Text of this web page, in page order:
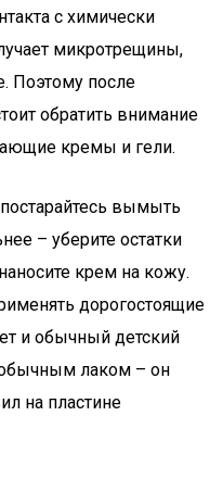
с химически
микротрещины,
Поэтому после
обратить внимание
кремы и гели.
вымыть
– уберите остатки
крем на кожу.
дорогостоящие
и обычный детский
лаком – он
на пластине